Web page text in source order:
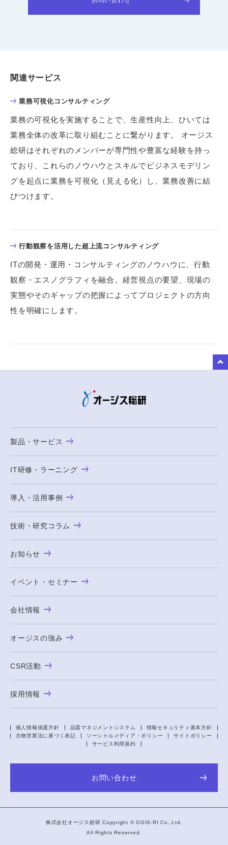
関連サービス
業務可視化コンサルティング
業務の可視化を実施することで、生産性向上、ひいては
業務全体の改革に取り組むことに繋がります。 オージス
総研はそれぞれのメンバーが専門性や豊富な経験を持っ
ており、これらのノウハウとスキルでビジネスモデリン
グを起点に業務を可視化（見える化）し、業務改善に結
びつけます。
行動観察を活用した超上流コンサルティング
ITの開発・運用・コンサルティングのノウハウに、行動
観察・エスノグラフィを融合。経営視点の要望、現場の
実態やそのギャップの把握によってプロジェクトの方向
性を明確にします。
製品・サービス
IT研修・ラーニング
導入・活用事例
技術・研究コラム
お知らせ
イベント・セミナー
会社情報
オージスの強み
CSR活動
採用情報
個人情報保護方針 品質マネジメントシステム
情報セキュリティ基本方針
古物営業法に基づく表記
ソーシャルメディア・ポリシー
サイトポリシー
サービス利用規約
お問い合わせ
株式会社オージス総研 Copyright ©OGIS-RI Co.,Ltd.
All Rights Reserved.